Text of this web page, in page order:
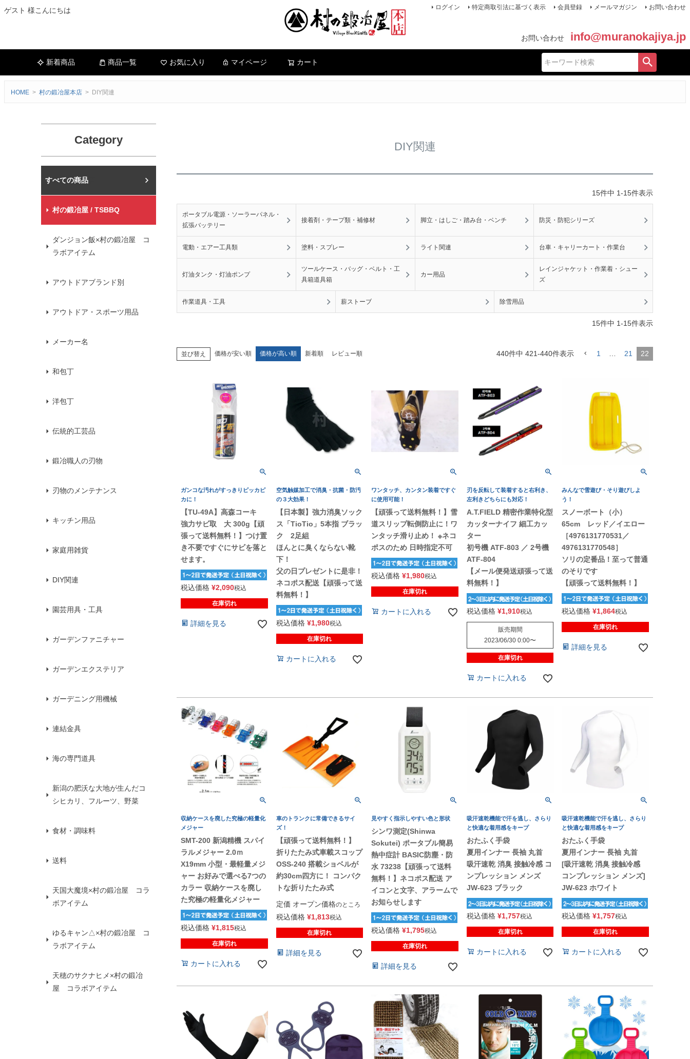
ゲスト 様こんにちは ログイン 特定商取引法に基づく表示 会員登録 メールマガジン お問い合わせ
お問い合わせ info@muranokajiya.jp
新着商品 商品一覧 お気に入り マイページ カート
HOME 村の鍛冶屋本店 DIY関連
Category
村の鍛冶屋本店
村の鍛冶屋 / TSBBQ
ダンジョン飯×村の鍛冶屋 コ
ラボアイテム
アウトドアブランド別
アウトドア・スポーツ用品
メーカー名
和包丁
洋包丁
伝統的工芸品
鍛冶職人の刃物
刃物のメンテナンス
キッチン用品
家庭用雑貨
DIY関連
園芸用具・工具
ガーデンファニチャー
ガーデンエクステリア
ガーデニング用機械
連結金具
海の専門道具
新潟の肥沃な大地が生んだコ
シヒカリ、フルーツ、野菜
食材・調味料
送料
天国大魔境×村の鍛冶屋 コラ
ボアイテム
ゆるキャン△×村の鍛冶屋 コ
ラボアイテム
天穂のサクナヒメ×村の鍛冶
屋 コラボアイテム
DIY関連
15件中 1-15件表示
ポータブル電源・ソーラーパネル・
拡張バッテリー
接着剤・テープ類・補修材 脚立・はしご・踏み台・ベンチ 防災・防犯シリーズ
電動・エアー工具類 塗料・スプレー ライト関連 台車・キャリーカート・作業台
灯油タンク・灯油ポンプ
ツールケース・バッグ・ベルト・工
具箱道具箱
カー用品
レインジャケット・作業着・シュー
ズ
作業道具・工具 薪ストーブ 除雪用品
15件中 1-15件表示
並び替え 価格が安い順 価格が高い順 新着順 レビュー順 440件中 421-440件表示 1 … 21 22
ガンコな汚れがすっきりピッカピ
カに！
【TU-49A】高森コーキ
強力サビ取 大 300g【頑
張って送料無料！】つけ置
き不要ですぐにサビを落と
せます。
税込価格 ¥2,090税込
在庫切れ
詳細を見る
空気触媒加工で消臭・抗菌・防汚
の３大効果！
【日本製】強力消臭ソック
ス「TioTio」5本指 ブラッ
ク 2足組
ほんとに臭くならない靴
下！
父の日プレゼントに是非！
ネコポス配送【頑張って送
料無料！】
税込価格 ¥1,980税込
在庫切れ
カートに入れる
ワンタッチ、カンタン装着ですぐ
に使用可能！
【頑張って送料無料！】雪
道スリップ転倒防止に！ワ
ンタッチ滑り止め！ ※ネコ
ポスのため 日時指定不可
税込価格 ¥1,980税込
在庫切れ
カートに入れる
刃を反転して装着すると右利き、
左利きどちらにも対応！
A.T.FIELD 精密作業特化型
カッターナイフ 細工カッ
ター
初号機 ATF-803 ／ 2号機
ATF-804
【メール便発送頑張って送
料無料！】
税込価格 ¥1,910税込
販売期間
2023/06/30 0:00〜
在庫切れ
カートに入れる
みんなで雪遊び・そり遊びしよ
う！
スノーボート（小）
65cm レッド／イエロー
［4976131770531／
4976131770548］
ソリの定番品！至って普通
のそりです
【頑張って送料無料！】
税込価格 ¥1,864税込
在庫切れ
詳細を見る
収納ケースを廃した究極の軽量化
メジャー
SMT-200 新潟精機 スパイ
ラルメジャー 2.0ｍ
X19mm 小型・最軽量メジ
ャー お好みで選べる7つの
カラー 収納ケースを廃し
た究極の軽量化メジャー
税込価格 ¥1,815税込
在庫切れ
カートに入れる
車のトランクに常備できるサイ
ズ！
【頑張って送料無料！】
折りたたみ式車載スコップ
OSS-240 搭載ショベルが
約30cm四方に！ コンパク
トな折りたたみ式
定価 オープン価格のところ
税込価格 ¥1,813税込
在庫切れ
詳細を見る
見やすく指示しやすい色と形状
シンワ測定(Shinwa
Sokutei) ポータブル簡易
熱中症計 BASIC防塵・防
水 73238【頑張って送料
無料！】ネコポス配送 ア
イコンと文字、アラームで
お知らせします
税込価格 ¥1,795税込
在庫切れ
詳細を見る
吸汗速乾機能で汗を逃し、さらり
と快適な着用感をキープ
おたふく手袋
夏用インナー 長袖 丸首
吸汗速乾 消臭 接触冷感 コ
ンプレッション メンズ
JW-623 ブラック
税込価格 ¥1,757税込
在庫切れ
カートに入れる
吸汗速乾機能で汗を逃し、さらり
と快適な着用感をキープ
おたふく手袋
夏用インナー 長袖 丸首
[吸汗速乾 消臭 接触冷感
コンプレッション メンズ]
JW-623 ホワイト
税込価格 ¥1,757税込
在庫切れ
カートに入れる